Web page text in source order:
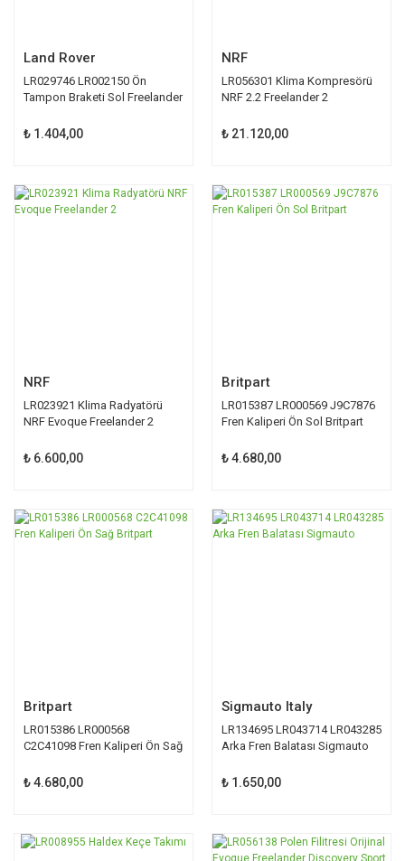
Land Rover
LR029746 LR002150 Ön
Tampon Braketi Sol Freelander
₺ 1.404,00
NRF
LR056301 Klima Kompresörü
NRF 2.2 Freelander 2
₺ 21.120,00
NRF
LR023921 Klima Radyatörü
NRF Evoque Freelander 2
₺ 6.600,00
Britpart
LR015387 LR000569 J9C7876
Fren Kaliperi Ön Sol Britpart
₺ 4.680,00
Britpart
LR015386 LR000568
C2C41098 Fren Kaliperi Ön Sağ
₺ 4.680,00
Sigmauto Italy
LR134695 LR043714 LR043285
Arka Fren Balatası Sigmauto
₺ 1.650,00